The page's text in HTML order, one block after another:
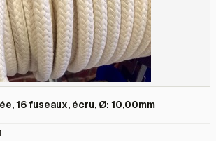
16 fuseaux, écru, Ø: 10,00mm